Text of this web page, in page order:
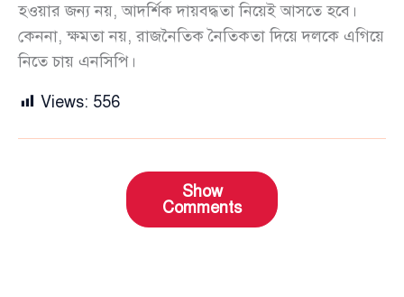
হওয়ার জন্য নয়, আদর্শিক দায়বদ্ধতা নিয়েই আসতে হবে।
কেননা, ক্ষমতা নয়, রাজনৈতিক নৈতিকতা দিয়ে দলকে এগিয়ে
নিতে চায় এনসিপি।
Views: 556
Show
Comments